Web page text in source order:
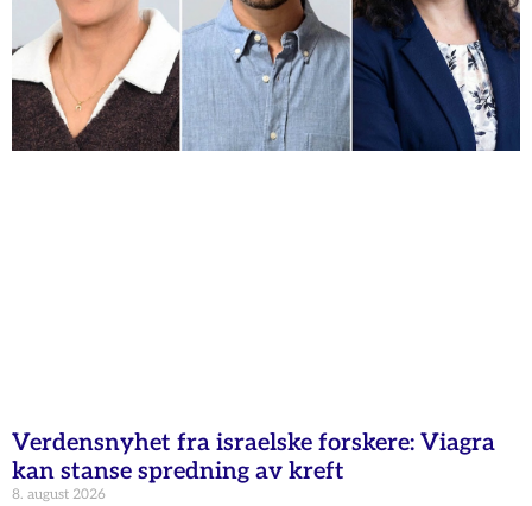
Verdensnyhet fra israelske forskere: Viagra
kan stanse spredning av kreft
8. august 2026